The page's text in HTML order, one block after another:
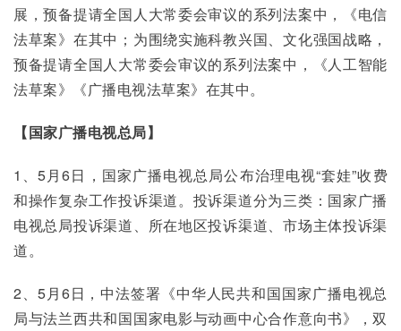
展，预备提请全国人大常委会审议的系列法案中，《电信
法草案》在其中；为围绕实施科教兴国、文化强国战略，
预备提请全国人大常委会审议的系列法案中，《人工智能
法草案》《广播电视法草案》在其中。
【国家广播电视总局】
1、5月6日，国家广播电视总局公布治理电视“套娃”收费
和操作复杂工作投诉渠道。投诉渠道分为三类：国家广播
电视总局投诉渠道、所在地区投诉渠道、市场主体投诉渠
道。
2、5月6日，中法签署《中华人民共和国国家广播电视总
局与法兰西共和国国家电影与动画中心合作意向书》，双